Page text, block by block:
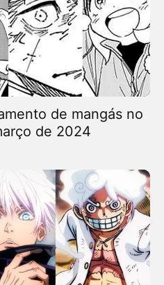
de mangás no
de 2024